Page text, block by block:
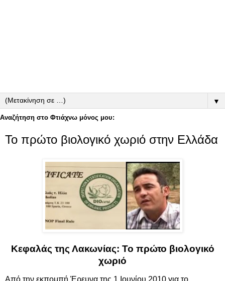
▼
Αναζήτηση στο Φτιάχνω μόνος μου:
Το πρώτο βιολογικό χωριό στην Ελλάδα
Κεφαλάς της Λακωνίας: Το πρώτο βιολογικό
χωριό